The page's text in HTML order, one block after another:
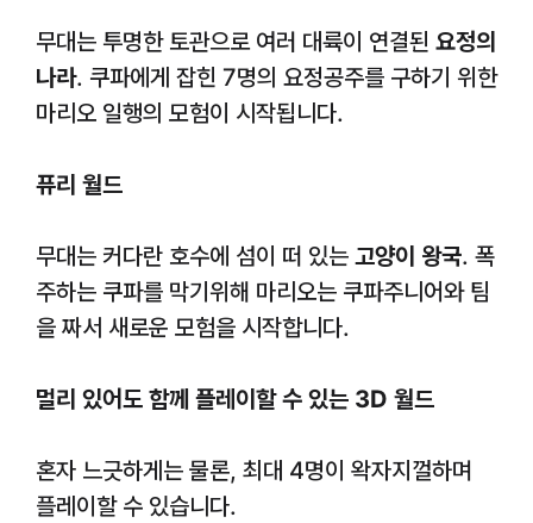
무대는 투명한 토관으로 여러 대륙이 연결된 요정의
나라. 쿠파에게 잡힌 7명의 요정공주를 구하기 위한
마리오 일행의 모험이 시작됩니다.
퓨리 월드
무대는 커다란 호수에 섬이 떠 있는 고양이 왕국. 폭
주하는 쿠파를 막기위해 마리오는 쿠파주니어와 팀
을 짜서 새로운 모험을 시작합니다.
멀리 있어도 함께 플레이할 수 있는 3D 월드
혼자 느긋하게는 물론, 최대 4명이 왁자지껄하며
플레이할 수 있습니다.